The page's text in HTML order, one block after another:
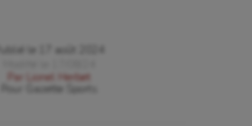
Publié le
17 août 2024
Par
Lionel Herbet
Gazette Sports